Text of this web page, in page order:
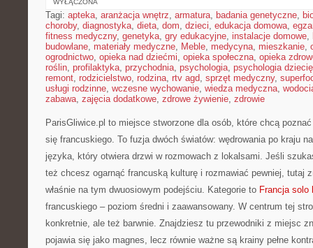
WYŁĄCZONA
Tagi: apteka, aranżacja wnętrz, armatura, badania genetyczne,
choroby, diagnostyka, dieta, dom, dzieci, edukacja domowa,
fitness medyczny, genetyka, gry edukacyjne, instalacje domowe,
budowlane, materiały medyczne, Meble, medycyna, mieszkanie,
ogrodnictwo, opieka nad dziećmi, opieka społeczna, opieka
roślin, profilaktyka, przychodnia, psychologia, psychologia
remont, rodzicielstwo, rodzina, rtv agd, sprzęt medyczny,
usługi rodzinne, wczesne wychowanie, wiedza medyczna,
zabawa, zajęcia dodatkowe, zdrowe żywienie, zdrowie
ParisGliwice.pl to miejsce stworzone dla osób, które chcą
się francuskiego. To fuzja dwóch światów: wędrowania po kraju
języka, który otwiera drzwi w rozmowach z lokalsami. Jeśli
też chcesz ogarnąć francuską kulturę i rozmawiać pewniej, tutaj
właśnie na tym dwuosiowym podejściu. Kategorie to Francja solo
francuskiego – poziom średni i zaawansowany. W centrum tej
konkretnie, ale też barwnie. Znajdziesz tu przewodniki z miejsc
pojawia się jako magnes, lecz równie ważne są krainy pełne